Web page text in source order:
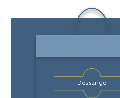
Dessange